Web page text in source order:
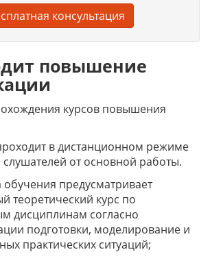
консультация
повышение
курсов повышения
в дистанционном режиме
слушателей от основной работы.
предусматривает
теоретический курс по
дисциплинам согласно
подготовки, моделирование и
практических ситуаций;